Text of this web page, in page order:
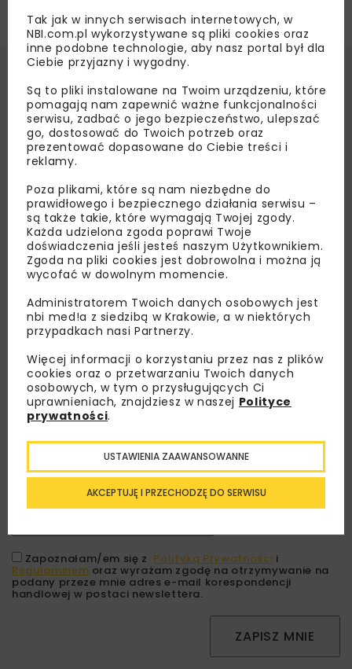
Lubisz wiedzieć więcej?
Zapisz się do newslettera aby otrzymywać od
nas najlepsze informacje branżowe,
zaproszenia na wydarzenia, atrakcyjne oferty i
dedykowane akcje specjalne.
Zapoznałam/em się z Polityką Prywatności i
Regulaminem oraz wyrażam zgodę na otrzymywanie na
podany przeze mnie adres e-mail korespondencji
handlowej w postaci newslettera.
ZAPISZ MNIE
Tak jak w innych serwisach internetowych, w
NBI.com.pl wykorzystywane są pliki cookies oraz
inne podobne technologie, aby nasz portal był dla
Ciebie przyjazny i wygodny.
Są to pliki instalowane na Twoim urządzeniu, które
pomagają nam zapewnić ważne funkcjonalności
serwisu, zadbać o jego bezpieczeństwo, ulepszać
go, dostosować do Twoich potrzeb oraz
prezentować dopasowane do Ciebie treści i
reklamy.
Poza plikami, które są nam niezbędne do
prawidłowego i bezpiecznego działania serwisu –
są także takie, które wymagają Twojej zgody.
Każda udzielona zgoda poprawi Twoje
doświadczenia jeśli jesteś naszym Użytkownikiem.
Zgoda na pliki cookies jest dobrowolna i można ją
wycofać w dowolnym momencie.
Administratorem Twoich danych osobowych jest
nbi med!a z siedzibą w Krakowie, a w niektórych
przypadkach nasi Partnerzy.
Więcej informacji o korzystaniu przez nas z plików
cookies oraz o przetwarzaniu Twoich danych
osobowych, w tym o przysługujących Ci
uprawnieniach, znajdziesz w naszej Polityce
prywatności.
AKCEPTUJĘ I PRZECHODZĘ DO SERWISU
USTAWIENIA ZAAWANSOWANNE